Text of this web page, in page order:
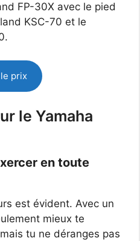
FP-30X avec le pied
KSC-70 et le
prix
le Yamaha
en toute
est évident. Avec un
mieux te
tu ne déranges pas